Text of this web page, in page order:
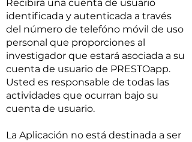
Recibirá una cuenta de usuario
identificada y autenticada a través
del número de telefóno móvil de uso
personal que proporciones al
investigador que estará asociada a su
cuenta de usuario de PRESTOapp.
Usted es responsable de todas las
actividades que ocurran bajo su
cuenta de usuario.
La Aplicación no está destinada a ser